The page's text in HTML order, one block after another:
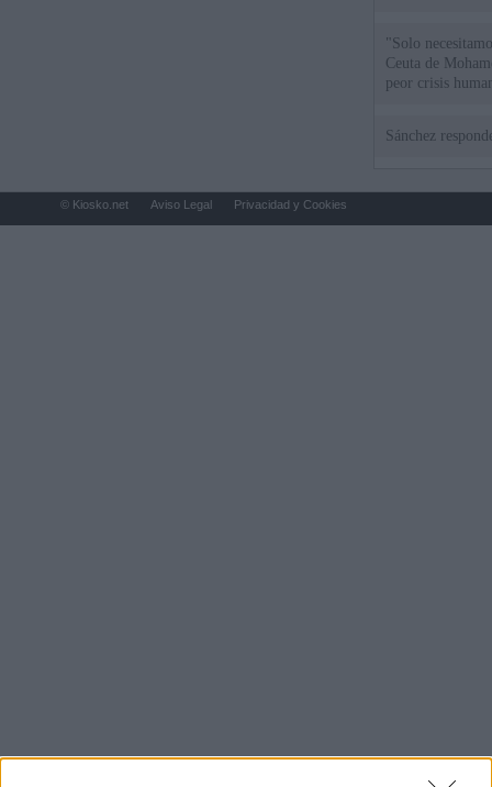
"Solo
Ceuta de
peor crisis
Sánchez
© Kiosko.net Aviso Legal Privacidad y Cookies